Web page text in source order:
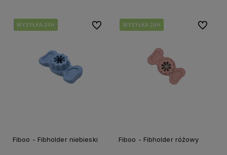
WYSYŁKA 24H
WYSYŁKA 24H
WYSYŁKA 24H
Fiboo - Fibholder niebieski
Do ulubionychWYSYŁKA 24H
WYSYŁKA 24H
WYSYŁKA 24H
Fiboo - Fibholder różowy
Do